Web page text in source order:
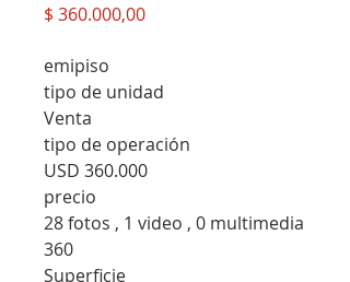
$ 360.000,00Precio
emipiso
tipo de unidad
Venta
tipo de operación
USD 360.000
precio
28 fotos , 1 video , 0 multimedia
360
Superficie